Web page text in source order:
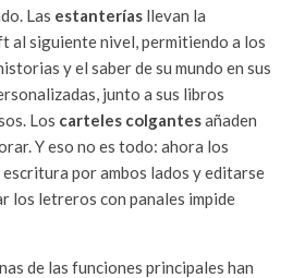
Las estanterías llevan la
al siguiente nivel, permitiendo a los
y el saber de su mundo en sus
junto a sus libros
Los carteles colgantesañaden
Y eso no es todo: ahora los
por ambos lados y editarse
los letreros con panales impide
de las funciones principales han